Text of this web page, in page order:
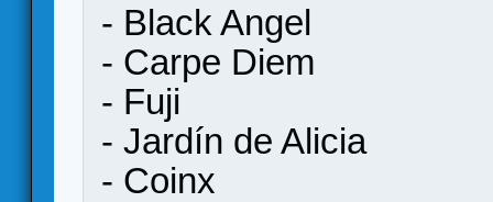
- Black Angel
- Carpe Diem
- Fuji
- Jardín de Alicia
- Coinx